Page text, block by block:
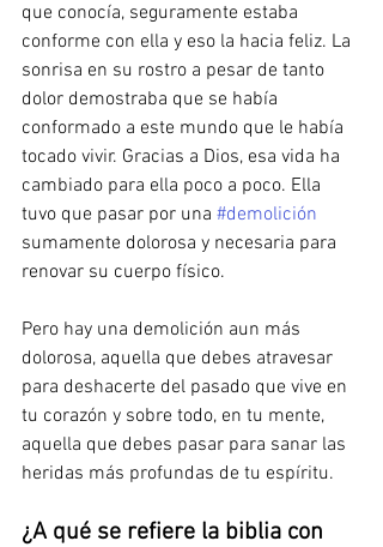
que conocía, seguramente estaba
conforme con ella y eso la hacia feliz. La
sonrisa en su rostro a pesar de tanto
dolor demostraba que se había
conformado a este mundo que le había
tocado vivir. Gracias a Dios, esa vida ha
cambiado para ella poco a poco. Ella
tuvo que pasar por una #demolición
sumamente dolorosa y necesaria para
renovar su cuerpo físico.
Pero hay una demolición aun más
dolorosa, aquella que debes atravesar
para deshacerte del pasado que vive en
tu corazón y sobre todo, en tu mente,
aquella que debes pasar para sanar las
heridas más profundas de tu espíritu.
¿A qué se refiere la biblia con